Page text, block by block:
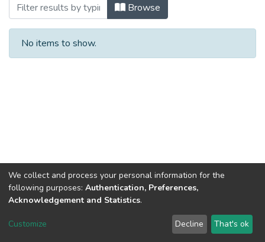
Browsing Вісник СНУ ім. В. Даля №
Browse
No items to show.
Dspace & Volodymyr Dahl East Ukrainian National University
LYRASIS
Send Feedback
We collect and process your personal information for the
following purposes: Authentication, Preferences,
Acknowledgement and Statistics.
Customize Decline That's ok